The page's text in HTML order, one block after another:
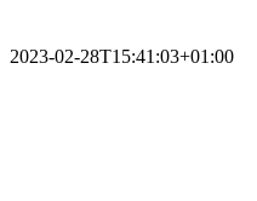
2023-02-28T15:41:03+01:00